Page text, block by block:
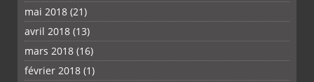
mai 2018 (21)
avril 2018 (13)
mars 2018 (16)
février 2018 (1)